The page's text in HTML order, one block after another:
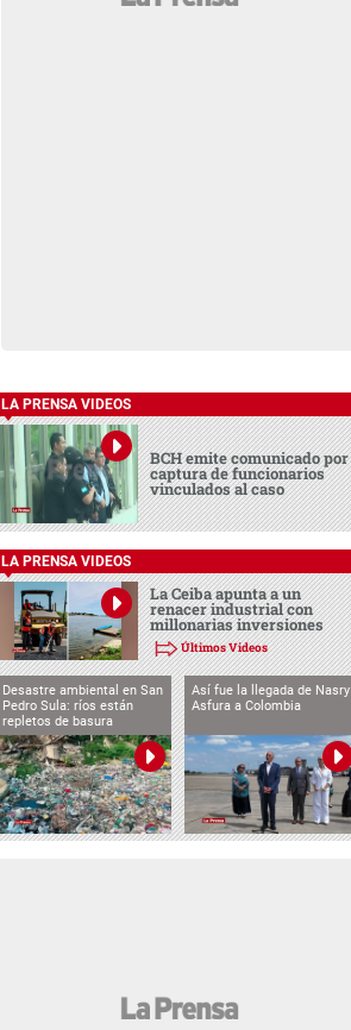
LA PRENSA VIDEOS
BCH emite comunicado por
captura de funcionarios
vinculados al caso
LA PRENSA VIDEOS
La Ceiba apunta a un
renacer industrial con
millonarias inversiones
Últimos Videos
Desastre ambiental en San
Pedro Sula: ríos están
repletos de basura
Así fue la llegada de Nasry
Asfura a Colombia